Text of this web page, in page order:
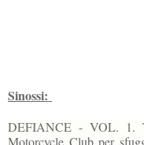
Sinossi:
DEFIANCE - VOL. 1.
Motorcycle Club per